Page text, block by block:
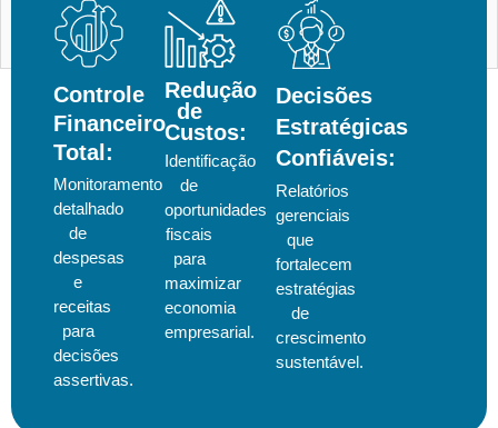
Controle
Financeiro
Total:
Monitoramento
detalhado
de
despesas
e
receitas
para
decisões
assertivas.
Redução
de
Custos:
Identificação
de
oportunidades
fiscais
para
maximizar
economia
empresarial.
Decisões
Estratégicas
Confiáveis:
Relatórios
gerenciais
que
fortalecem
estratégias
de
crescimento
sustentável.